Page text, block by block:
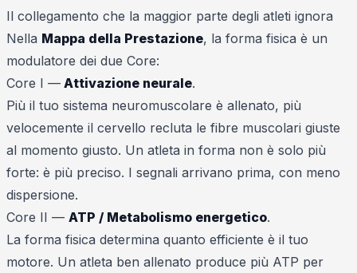
Il collegamento che la maggior parte degli atleti ignora
Nella Mappa della Prestazione, la forma fisica è un
modulatore dei due Core:
Core I — Attivazione neurale.
Più il tuo sistema neuromuscolare è allenato, più
velocemente il cervello recluta le fibre muscolari giuste
al momento giusto. Un atleta in forma non è solo più
forte: è più preciso. I segnali arrivano prima, con meno
dispersione.
Core II — ATP / Metabolismo energetico.
La forma fisica determina quanto efficiente è il tuo
motore. Un atleta ben allenato produce più ATP per